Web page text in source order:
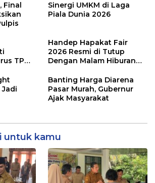
Sinergi UMKM di Laga
Piala Dunia 2026
TP
Handep Hapakat Fair
2026 Resmi di Tutup
Dengan Malam Hiburan
Jadi
Banting Harga Diarena
Pasar Murah, Gubernur
Ajak Masyarakat
untuk kamu